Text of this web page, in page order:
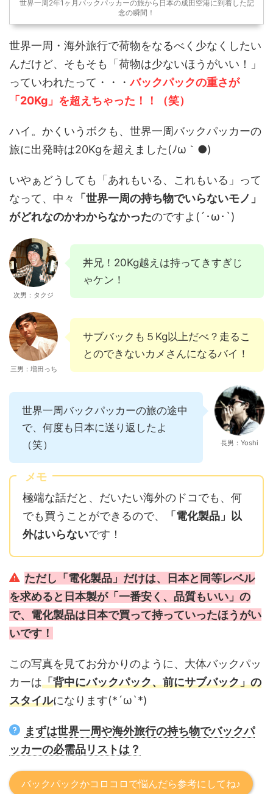
世界一周2年1ヶ月バックパッカーの旅から日本の成田空港に到着した記
念の瞬間！
世界一周・海外旅行で荷物をなるべく少なくしたい
んだけど、そもそも「荷物は少ないほうがいい！」
っていわれたって・・・バックパックの重さが
「20Kg」を超えちゃった！！（笑）
ハイ。かくいうボクも、世界一周バックパッカーの
旅に出発時は20Kgを超えました(ﾉω｀●)
いやぁどうしても「あれもいる、これもいる」って
なって、中々
「世界一周の持ち物でいらないモノ」
がどれなのかわからなかったのですよ(´･ω･`)
次男：タクジ
丼兄！20Kg越えは持ってきすぎじ
ゃケン！
三男：増田っち
サブバックも５Kg以上だべ？走るこ
とのできないカメさんになるバイ！
世界一周バックパッカーの旅の途中
で、何度も日本に送り返したよ
（笑）
長男：Yoshi
メモ
極端な話だと、だいたい海外のドコでも、何
でも買うことができるので、
「電化製品」以
外はいらないです！
ただし「電化製品」だけは、日本と同等レベル
を求めると日本製が「一番安く、品質もいい」の
で、電化製品は日本で買って持っていったほうがい
いです！
この写真を見てお分かりのように、大体バックパッ
カーは「背中にバックパック、前にサブバック」の
スタイルになります(*´ω`*)
まずは世界一周や海外旅行の持ち物でバックパ
ッカーの必需品リストは？
バックパックかコロコロで悩んだら参考にしてね♪